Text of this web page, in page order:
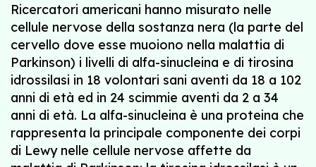
Ricercatori americani hanno misurato nelle
cellule nervose della sostanza nera (la parte del
cervello dove esse muoiono nella malattia di
Parkinson) i livelli di alfa-sinucleina e di tirosina
idrossilasi in 18 volontari sani aventi da 18 a 102
anni di età ed in 24 scimmie aventi da 2 a 34
anni di età. La alfa-sinucleina è una proteina che
rappresenta la principale componente dei corpi
di Lewy nelle cellule nervose affette da